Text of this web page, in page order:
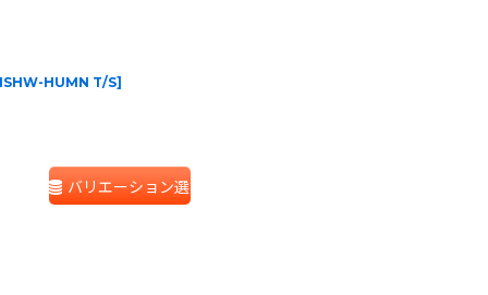
HUMN T/S]
バリエーション選択